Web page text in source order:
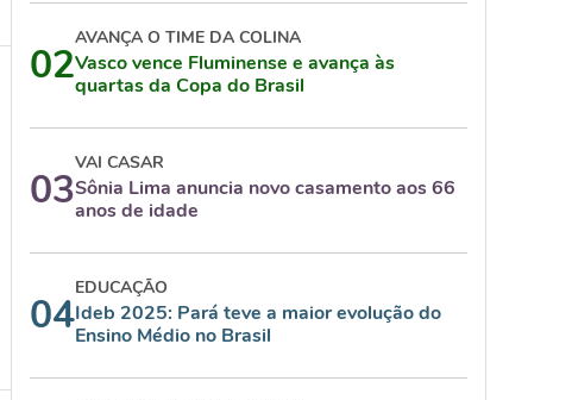
02
AVANÇA O TIME DA COLINA
Vasco vence Fluminense e avança às
quartas da Copa do Brasil
03
VAI CASAR
Sônia Lima anuncia novo casamento aos 66
anos de idade
04
EDUCAÇÃO
Ideb 2025: Pará teve a maior evolução do
Ensino Médio no Brasil